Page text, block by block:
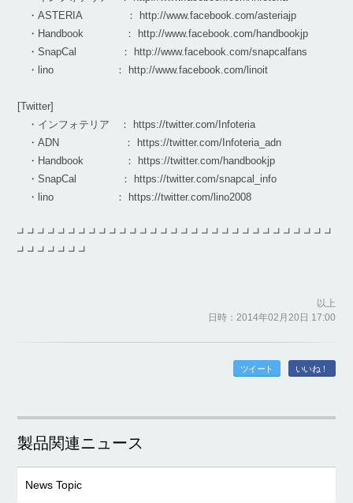
・ASTERIA ： http://www.facebook.com/asteriajp
・Handbook ： http://www.facebook.com/handbookjp
・SnapCal ： http://www.facebook.com/snapcalfans
・lino ： http://www.facebook.com/linoit
[Twitter]
・インフォテリア ： https://twitter.com/Infoteria
・ADN ： https://twitter.com/Infoteria_adn
・Handbook ： https://twitter.com/handbookjp
・SnapCal ： https://twitter.com/snapcal_info
・lino ： https://twitter.com/lino2008
┛┛┛┛┛┛┛┛┛┛┛┛┛┛┛┛┛┛┛┛┛┛┛┛┛┛┛┛┛┛┛
┛┛┛┛┛┛┛
以上
日時：2014年02月20日 17:00
ツイート いいね！
製品関連ニュース
News Topic